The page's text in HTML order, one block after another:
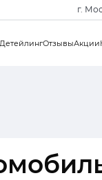
г.
ОтзывыАкции